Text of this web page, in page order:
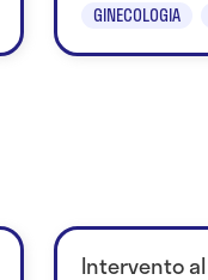
GINECOLOGIA
Intervento